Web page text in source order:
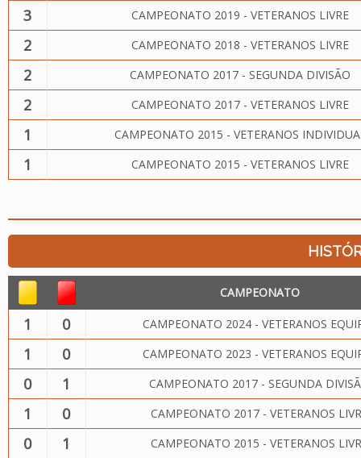
3 CAMPEONATO 2019 - VETERANOS LIVRE
2 CAMPEONATO 2018 - VETERANOS LIVRE
2 CAMPEONATO 2017 - SEGUNDA DIVISÃO
2 CAMPEONATO 2017 - VETERANOS LIVRE
1 CAMPEONATO 2015 - VETERANOS
1 CAMPEONATO 2015 - VETERANOS LIVRE
CAMPEONATO
1 0 CAMPEONATO 2024 - VETERANOS
1 0 CAMPEONATO 2023 - VETERANOS
0 1 CAMPEONATO 2017 - SEGUNDA
1 0 CAMPEONATO 2017 - VETERANOS
0 1 CAMPEONATO 2015 - VETERANOS